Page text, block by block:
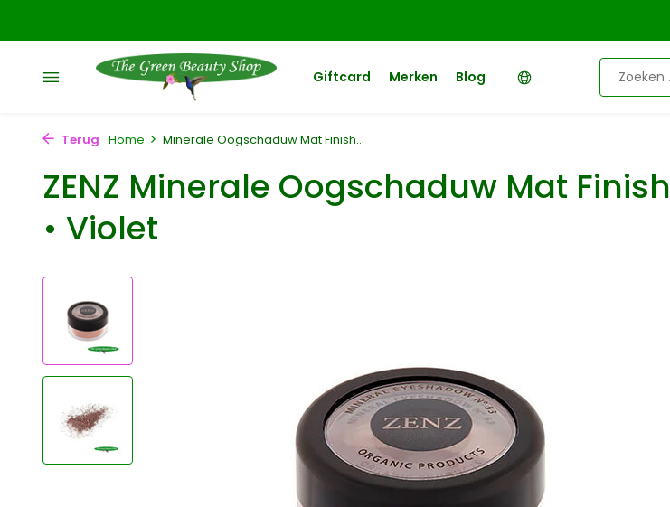
Giftcard Merken Blog
Terug Home Minerale Oogschaduw Mat Finish...
ZENZ Minerale Oogschaduw Mat Finish
• Violet